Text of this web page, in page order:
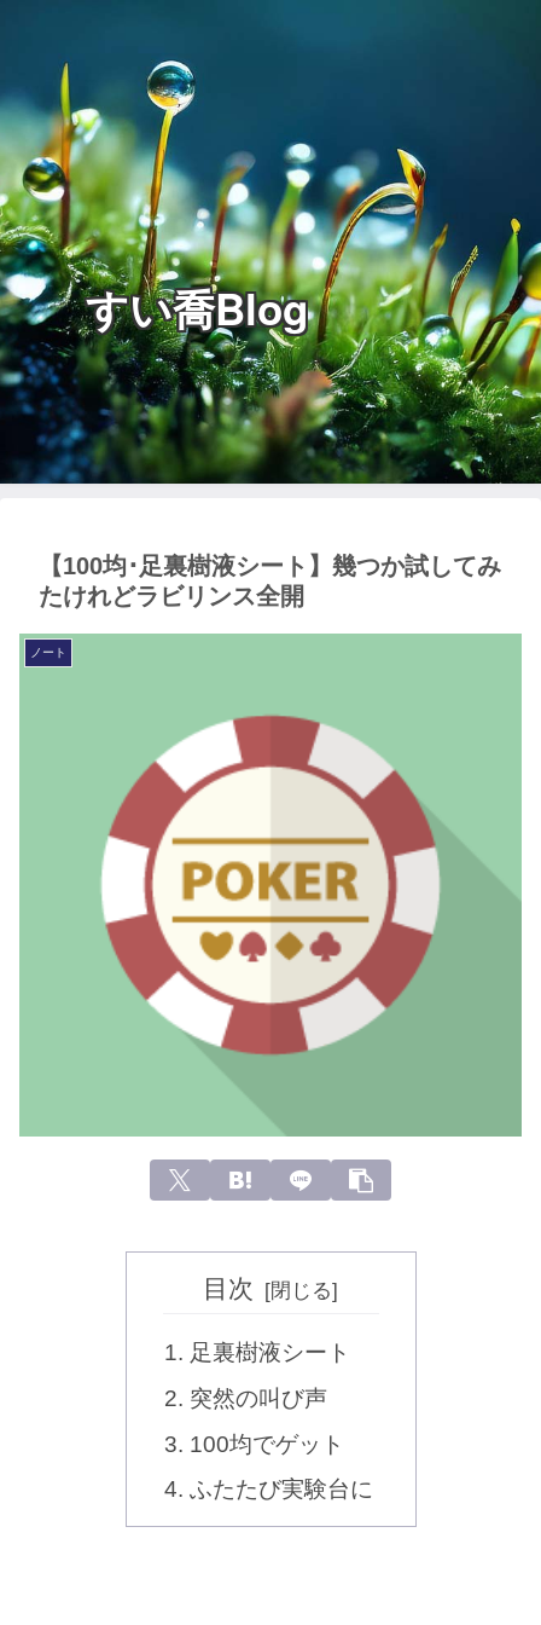
すい喬Blog
【100均･足裏樹液シート】幾つか試してみ
たけれどラビリンス全開
ノート
目次
足裏樹液シート
突然の叫び声
100均でゲット
ふたたび実験台に